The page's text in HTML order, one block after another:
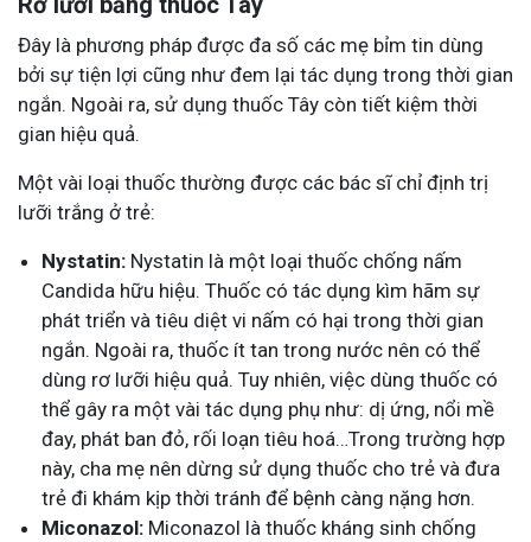
Đây là phương pháp được đa số các mẹ bỉm tin dùng
bởi sự tiện lợi cũng như đem lại tác dụng trong thời gian
ngắn. Ngoài ra, sử dụng thuốc Tây còn tiết kiệm thời
gian hiệu quả.
Một vài loại thuốc thường được các bác sĩ chỉ định trị
lưỡi trắng ở trẻ:
Nystatin: Nystatin là một loại thuốc chống nấm
Candida hữu hiệu. Thuốc có tác dụng kìm hãm sự
phát triển và tiêu diệt vi nấm có hại trong thời gian
ngắn. Ngoài ra, thuốc ít tan trong nước nên có thể
dùng rơ lưỡi hiệu quả. Tuy nhiên, việc dùng thuốc có
thể gây ra một vài tác dụng phụ như: dị ứng, nổi mề
đay, phát ban đỏ, rối loạn tiêu hoá…Trong trường hợp
này, cha mẹ nên dừng sử dụng thuốc cho trẻ và đưa
trẻ đi khám kịp thời tránh để bệnh càng nặng hơn.
Miconazol: Miconazol là thuốc kháng sinh chống